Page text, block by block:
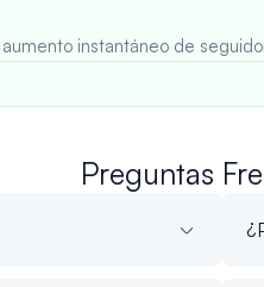
instantáneo de
Preguntas